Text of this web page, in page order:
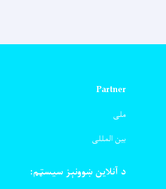
Partner
ملی
بین المللی
د آنلاین ښوونېز سیسټم: